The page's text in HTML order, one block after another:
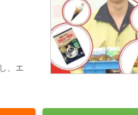
、エ